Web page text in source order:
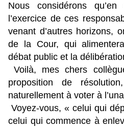
Nous considérons qu’en
l’exercice de ces
venant d’autres horizons,
de la Cour, qui
débat public et la
Voilà, mes chers
proposition de
naturellement à voter à
Voyez-vous, « celui qui
celui qui commence à